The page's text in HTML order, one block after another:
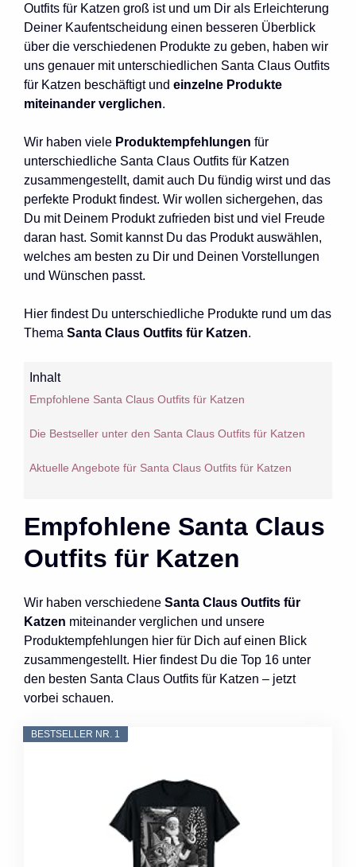
Outfits für Katzen groß ist und um Dir als Erleichterung
Deiner Kaufentscheidung einen besseren Überblick
über die verschiedenen Produkte zu geben, haben wir
uns genauer mit unterschiedlichen Santa Claus Outfits
für Katzen beschäftigt und einzelne Produkte
miteinander verglichen.
Wir haben viele Produktempfehlungen für
unterschiedliche Santa Claus Outfits für Katzen
zusammengestellt, damit auch Du fündig wirst und das
perfekte Produkt findest. Wir wollen sichergehen, das
Du mit Deinem Produkt zufrieden bist und viel Freude
daran hast. Somit kannst Du das Produkt auswählen,
welches am besten zu Dir und Deinen Vorstellungen
und Wünschen passt.
Hier findest Du unterschiedliche Produkte rund um das
Thema Santa Claus Outfits für Katzen.
Inhalt
Empfohlene Santa Claus Outfits für Katzen
Die Bestseller unter den Santa Claus Outfits für Katzen
Aktuelle Angebote für Santa Claus Outfits für Katzen
Empfohlene Santa Claus
Outfits für Katzen
Wir haben verschiedene Santa Claus Outfits für
Katzen miteinander verglichen und unsere
Produktempfehlungen hier für Dich auf einen Blick
zusammengestellt. Hier findest Du die Top 16 unter
den besten Santa Claus Outfits für Katzen – jetzt
vorbei schauen.
BESTSELLER NR. 1